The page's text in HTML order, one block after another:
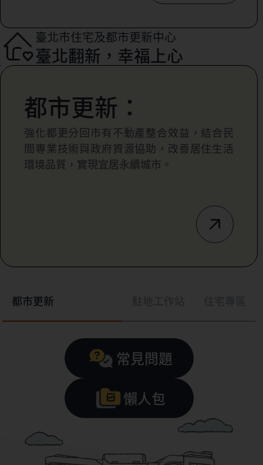
臺北市住宅及都市更新中心
臺北翻新，幸福上心
都市更新
都市更新：
強化都更分回市有不動產整合效益，結合民
間專業技術與政府資源協助，改善居住生活
環境品質，實現宜居永續城市。
常見問題
懶人包